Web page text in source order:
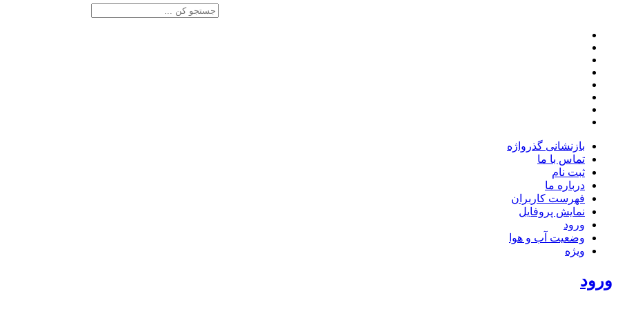
بازنشانی گذرواژه
تماس با ما
ثبت نام
درباره ما
فهرست کاربران
نمایش پروفایل
ورود
وضعیت آب و هوا
ویژه
ورود